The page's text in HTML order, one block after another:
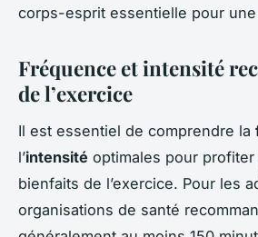
corps-esprit essentielle pour
Fréquence et intensité
de l’exercice
Il est essentiel de comprendre la
l’intensité optimales pour
bienfaits de l’exercice. Pour les
organisations de santé